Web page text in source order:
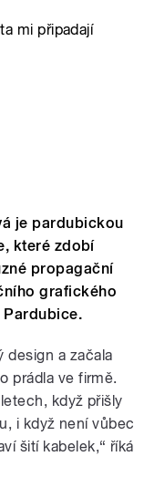
mi připadají
je pardubickou
které zdobí
propagační
grafického
Pardubice.
design a začala
prádla ve firmě.
když přišly
i když není vůbec
šití kabelek,“ říká